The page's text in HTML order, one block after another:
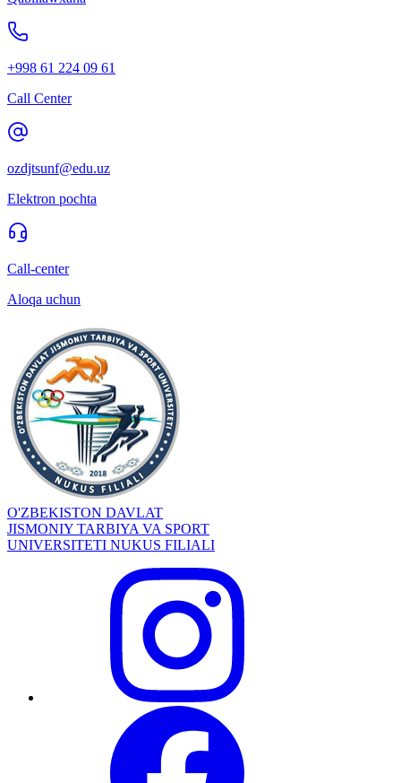
+998 61 224 09 61
Call Center
ozdjtsunf@edu.uz
Elektron pochta
Call-center
Aloqa uchun
O'ZBEKISTON DAVLAT
JISMONIY TARBIYA VA SPORT
UNIVERSITETI NUKUS FILIALI